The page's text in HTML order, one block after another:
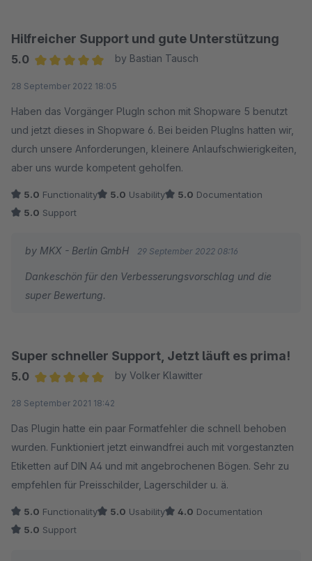
Hilfreicher Support und gute Unterstützung
5.0
by Bastian Tausch
28 September 2022 18:05
Haben das Vorgänger PlugIn schon mit Shopware 5 benutzt
und jetzt dieses in Shopware 6. Bei beiden PlugIns hatten wir,
durch unsere Anforderungen, kleinere Anlaufschwierigkeiten,
aber uns wurde kompetent geholfen.
5.0 Functionality 5.0 Usability 5.0 Documentation
5.0 Support
by MKX - Berlin GmbH 29 September 2022 08:16
Dankeschön für den Verbesserungsvorschlag und die
super Bewertung.
Super schneller Support, Jetzt läuft es prima!
5.0
by Volker Klawitter
28 September 2021 18:42
Das Plugin hatte ein paar Formatfehler die schnell behoben
wurden. Funktioniert jetzt einwandfrei auch mit vorgestanzten
Etiketten auf DIN A4 und mit angebrochenen Bögen. Sehr zu
empfehlen für Preisschilder, Lagerschilder u. ä.
5.0 Functionality 5.0 Usability 4.0 Documentation
5.0 Support